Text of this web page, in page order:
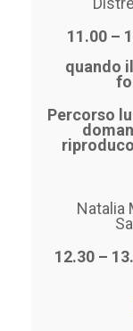
11.00 –
quando
Percorso
Natalia
12.30 –